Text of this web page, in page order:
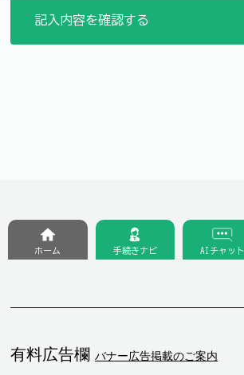
有料広告欄 バナー広告掲載のご案内
ホーム 手続きナビ AIチャット